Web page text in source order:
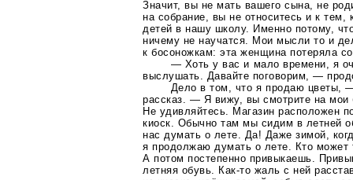
Значит, вы не мать вашего сына, не
на собрание, вы не относитесь и к тем,
детей в нашу школу. Именно потому,
ничему не научатся. Мои мысли то и
к босоножкам: эта женщина потеряла
— Хоть у вас и мало времени, я
выслушать. Давайте поговорим, —
Дело в том, что я продаю цветы,
рассказ. — Я вижу, вы смотрите на мои
Не удивляйтесь. Магазин расположен
киоск. Обычно там мы сидим в летней
нас думать о лете. Да! Даже зимой,
я продолжаю думать о лете. Кто может
А потом постепенно привыкаешь.
летняя обувь. Как-то жаль с ней